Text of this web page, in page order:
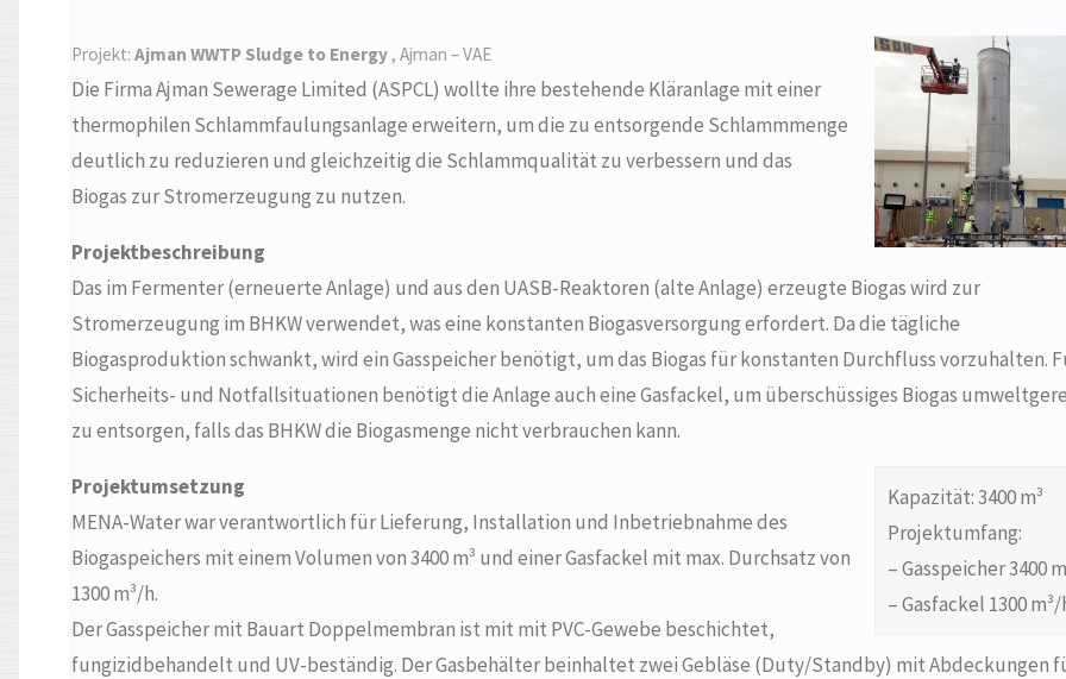
Projekt: Ajman WWTP Sludge to Energy , Ajman – VAE
Die Firma Ajman Sewerage Limited (ASPCL) wollte ihre bestehende Kläranlage mit einer
thermophilen Schlammfaulungsanlage erweitern, um die zu entsorgende Schlammmenge
deutlich zu reduzieren und gleichzeitig die Schlammqualität zu verbessern und das
Biogas zur Stromerzeugung zu nutzen.
Projektbeschreibung
Das im Fermenter (erneuerte Anlage) und aus den UASB-Reaktoren (alte Anlage) erzeugte Biogas wird zur
Stromerzeugung im BHKW verwendet, was eine konstanten Biogasversorgung erfordert. Da die tägliche
Biogasproduktion schwankt, wird ein Gasspeicher benötigt, um das Biogas für konstanten Durchfluss vorzuhalten.
Sicherheits- und Notfallsituationen benötigt die Anlage auch eine Gasfackel, um überschüssiges Biogas
zu entsorgen, falls das BHKW die Biogasmenge nicht verbrauchen kann.
Kapazität: 3400 m³
Projektumfang:
– Gasspeicher 3400
– Gasfackel 1300 m³/
Projektumsetzung
MENA-Water war verantwortlich für Lieferung, Installation und Inbetriebnahme des
Biogaspeichers mit einem Volumen von 3400 m³ und einer Gasfackel mit max. Durchsatz von
1300 m³/h.
Der Gasspeicher mit Bauart Doppelmembran ist mit mit PVC-Gewebe beschichtet,
fungizidbehandelt und UV-beständig. Der Gasbehälter beinhaltet zwei Gebläse (Duty/Standby) mit Abdeckungen